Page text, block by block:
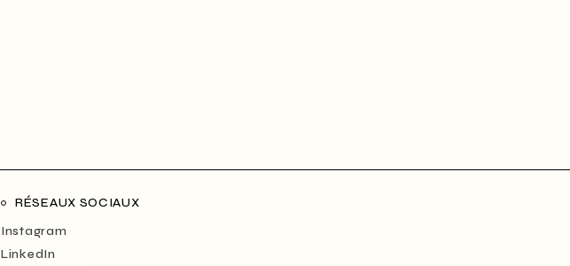
RÉSEAUX SOCIAUX
Instagram
LinkedIn